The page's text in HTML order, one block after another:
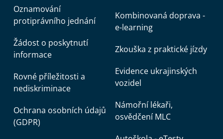
Oznamování
protiprávního jednání
Žádost o poskytnutí
informace
Rovné příležitosti a
nediskriminace
Ochrana osobních údajů
(GDPR)
Kombinovaná doprava -
e-learning
Zkouška z praktické jízdy
Evidence ukrajinských
vozidel
Námořní lékaři,
osvědčení MLC